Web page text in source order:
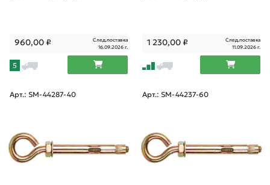
960,00₽
След.поставка
16.09.2026 г.
5
1 230,00₽
След.поставка
11.09.2026 г.
Арт.: SM-44287-40 Арт.: SM-44237-60